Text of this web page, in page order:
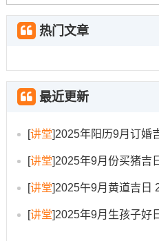
褥等、忌空手入屋。
安床仪式需择吉时进行,床置
必不可少的一环 搬家当日必
茶或容易饭菜，标记灶王归
以妥善的风水布局与吉祥的
好的气场基础；寄托着对未
热门文章
最近更新
[讲堂]2025年阳历9月订婚吉日
[讲堂]2025年9月份买猪吉
[讲堂]2025午9月黄道吉日
[讲堂]2025年9月生孩子好日子